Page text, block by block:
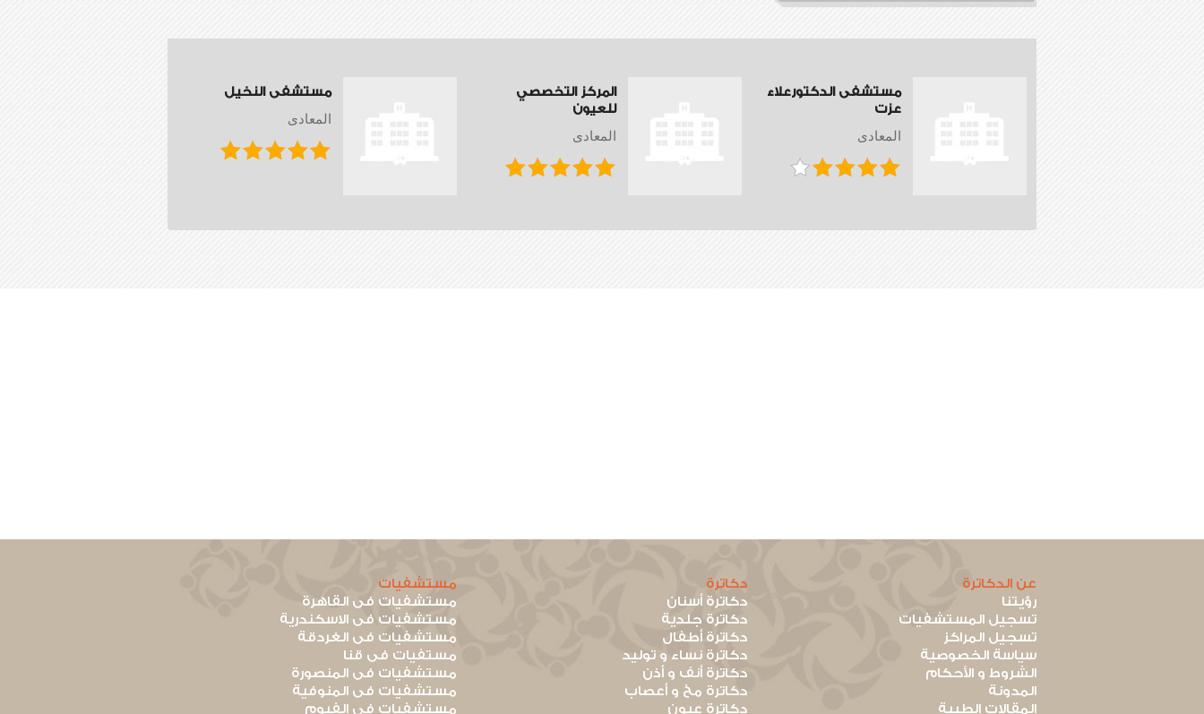
مستشفى النخيل
المعادى
المركز التخصصي
للعيون
المعادى
مستشفى الدكتورعلاء
عزت
المعادى
عن الدكاترة
رؤيتنا
تسجيل المستشفيات
تسجيل المراكز
سياسة الخصوصية
الشروط و الأحكام
المدونة
المقالات الطبية
دكاترة
دكاترة أسنان
دكاترة جلدية
دكاترة أطفال
دكاترة نساء و توليد
دكاترة أنف و أذن
دكاترة مخ و أعصاب
دكاترة عيون
مستشفيات
مستشفيات فى القاهرة
مستشفيات فى الاسكندرية
مستشفيات فى الغردقة
مستفيات فى قنا
مستشفيات فى المنصورة
مستشفيات فى المنوفية
مستشفيات فى الفيوم